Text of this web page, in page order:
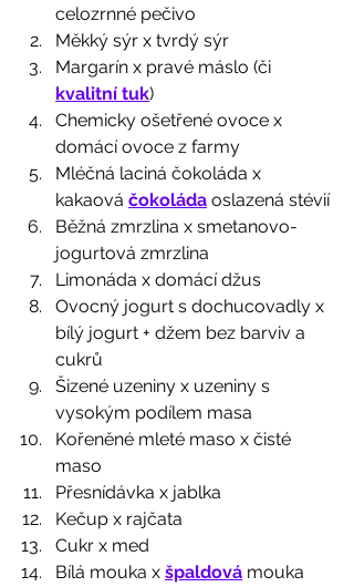
celozrnné pečivo
Měkký sýr x tvrdý sýr
Margarín x pravé máslo (či
kvalitní tuk)
Chemicky ošetřené ovoce x
domácí ovoce z farmy
Mléčná laciná čokoláda x
kakaová čokoláda oslazená stévií
Běžná zmrzlina x smetanovo-
jogurtová zmrzlina
Limonáda x domácí džus
Ovocný jogurt s dochucovadly x
bílý jogurt + džem bez barviv a
cukrů
Šizené uzeniny x uzeniny s
vysokým podílem masa
Kořeněné mleté maso x čisté
maso
Přesnídávka x jablka
Kečup x rajčata
Cukr x med
Bílá mouka x špaldová mouka